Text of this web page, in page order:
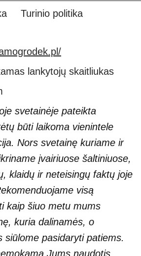
Turinio politika
svetainėje pateikta
būti laikoma vienintele
Nors svetainę kuriame ir
įvairiuose šaltiniuose,
klaidų ir neteisingų faktų joje
visą
kaip šiuo metu mums
kuria dalinamės, o
siūlome pasidaryti patiems.
Jums naudotis,